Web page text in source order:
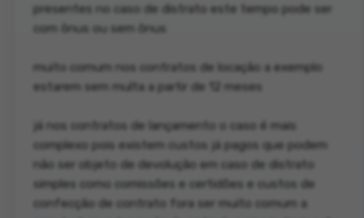
presentes no caso de distrato este tempo pode ser
com ônus ou sem ônus
muito comum nos contratos de locação a exemplo
estarem sem multa a partir de 12 meses
já nos contratos de lançamento o caso é mais
complexo pois existem custos já pagos que podem
não ser objeto de devolução em caso de distrato
simples como comissões e certidões e custos de
confecção de contrato fora ser muito comum a